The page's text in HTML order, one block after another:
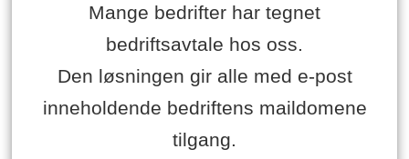
Mange bedrifter har tegnet
bedriftsavtale hos oss.
Den løsningen gir alle med e-post
inneholdende bedriftens maildomene
tilgang.